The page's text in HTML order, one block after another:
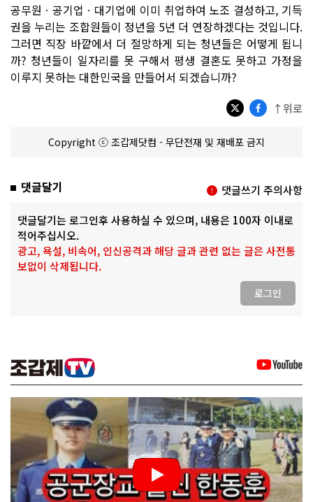
공무원ㆍ공기업ㆍ대기업에 이미 취업하여 노조 결성하고, 기득
권을 누리는 조합원들이 정년을 5년 더 연장하겠다는 것입니다.
그러면 직장 바깥에서 더 절망하게 되는 청년들은 어떻게 됩니
까? 청년들이 일자리를 못 구해서 평생 결혼도 못하고 가정을
이루지 못하는 대한민국을 만들어서 되겠습니까?
↑위로
Copyright ⓒ 조갑제닷컴 - 무단전재 및 재배포 금지
댓글달기 댓글쓰기 주의사항
댓글달기는 로그인후 사용하실 수 있으며, 내용은 100자 이내로
적어주십시오.
광고, 욕설, 비속어, 인신공격과 해당 글과 관련 없는 글은 사전통
보없이 삭제됩니다.
로그인